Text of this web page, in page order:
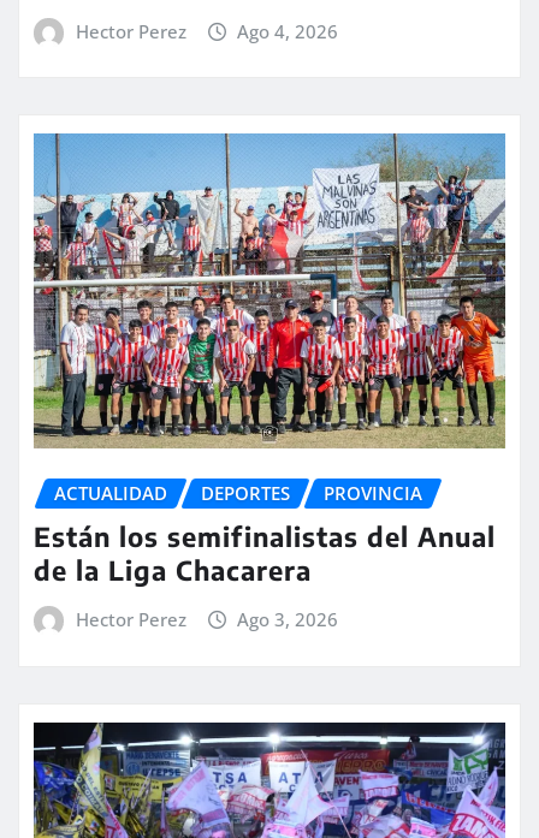
Hector Perez Ago 4, 2026
ACTUALIDAD DEPORTES PROVINCIA
Están los semifinalistas del Anual
de la Liga Chacarera
Hector Perez Ago 3, 2026